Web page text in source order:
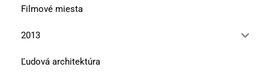
Filmové miesta
2013
Ľudová architektúra